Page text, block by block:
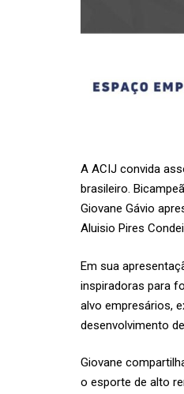
A ACIJ convida
brasileiro.
Giovane Gávio
Aluisio Pires
Em sua
inspiradoras para
alvo empresários,
desenvolvimento
Giovane
o esporte de alto